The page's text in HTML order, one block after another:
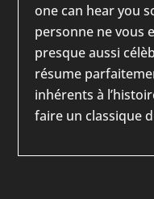
one can hear you
personne ne vous
presque aussi
résume
inhérents à
faire un classique